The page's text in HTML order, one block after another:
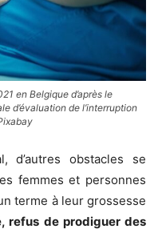
en Belgique d’après le
d’évaluation de l’interruption
d’autres obstacles se
femmes et personnes
terme à leur grossesse
refus de prodiguer des